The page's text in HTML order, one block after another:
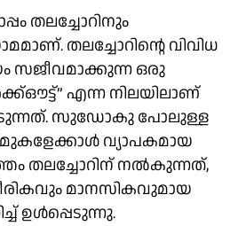
തലച്ചോറിനും
തലച്ചോറിന്റെ വിവിധ
സജീവമാക്കുന്ന ഒരു
എന്ന നിലയിലാണ്
സുഡോകു പോലുള്ള
വ്യാപകമായ
തലച്ചോറിന് നൽകുന്നത്,
മാനസികവുമായ
ഉൾപ്പെടുന്നു.